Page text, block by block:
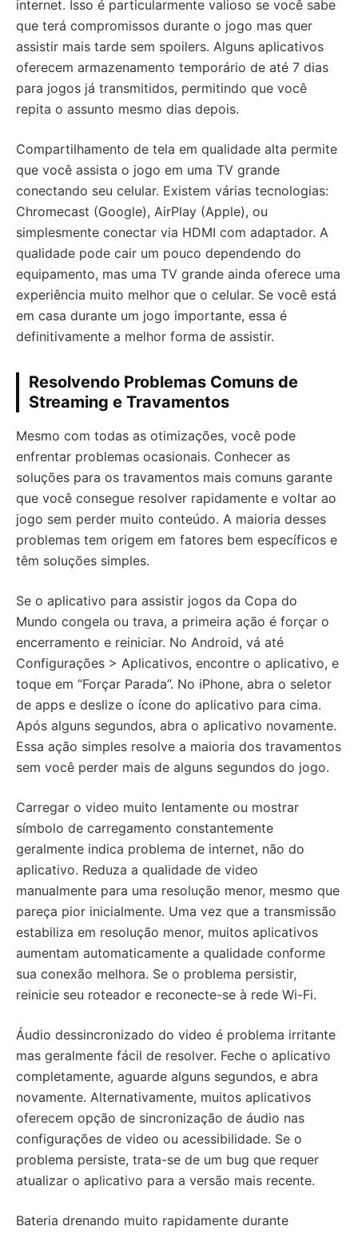
internet. Isso é particularmente valioso se você sabe
que terá compromissos durante o jogo mas quer
assistir mais tarde sem spoilers. Alguns aplicativos
oferecem armazenamento temporário de até 7 dias
para jogos já transmitidos, permitindo que você
repita o assunto mesmo dias depois.
Compartilhamento de tela em qualidade alta permite
que você assista o jogo em uma TV grande
conectando seu celular. Existem várias tecnologias:
Chromecast (Google), AirPlay (Apple), ou
simplesmente conectar via HDMI com adaptador. A
qualidade pode cair um pouco dependendo do
equipamento, mas uma TV grande ainda oferece uma
experiência muito melhor que o celular. Se você está
em casa durante um jogo importante, essa é
definitivamente a melhor forma de assistir.
Resolvendo Problemas Comuns de
Streaming e Travamentos
Mesmo com todas as otimizações, você pode
enfrentar problemas ocasionais. Conhecer as
soluções para os travamentos mais comuns garante
que você consegue resolver rapidamente e voltar ao
jogo sem perder muito conteúdo. A maioria desses
problemas tem origem em fatores bem específicos e
têm soluções simples.
Se o aplicativo para assistir jogos da Copa do
Mundo congela ou trava, a primeira ação é forçar o
encerramento e reiniciar. No Android, vá até
Configurações > Aplicativos, encontre o aplicativo, e
toque em “Forçar Parada”. No iPhone, abra o seletor
de apps e deslize o ícone do aplicativo para cima.
Após alguns segundos, abra o aplicativo novamente.
Essa ação simples resolve a maioria dos travamentos
sem você perder mais de alguns segundos do jogo.
Carregar o video muito lentamente ou mostrar
símbolo de carregamento constantemente
geralmente indica problema de internet, não do
aplicativo. Reduza a qualidade de video
manualmente para uma resolução menor, mesmo que
pareça pior inicialmente. Uma vez que a transmissão
estabiliza em resolução menor, muitos aplicativos
aumentam automaticamente a qualidade conforme
sua conexão melhora. Se o problema persistir,
reinicie seu roteador e reconecte-se à rede Wi-Fi.
Áudio dessincronizado do video é problema irritante
mas geralmente fácil de resolver. Feche o aplicativo
completamente, aguarde alguns segundos, e abra
novamente. Alternativamente, muitos aplicativos
oferecem opção de sincronização de áudio nas
configurações de video ou acessibilidade. Se o
problema persiste, trata-se de um bug que requer
atualizar o aplicativo para a versão mais recente.
Bateria drenando muito rapidamente durante